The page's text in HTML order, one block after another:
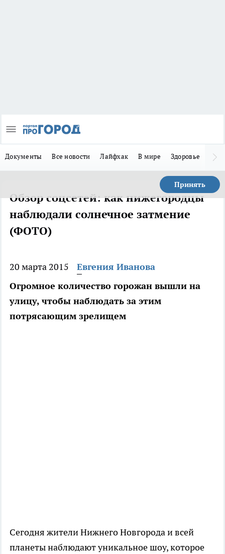
Документы Все новости Лайфхак В мире Здоровье
Принять
Обзор соцсетей: как нижегородцы
наблюдали солнечное затмение
(ФОТО)
20 марта 2015
Евгения Иванова
Огромное количество горожан вышли на
улицу, чтобы наблюдать за этим
потрясающим зрелищем
Сегодня жители Нижнего Новгорода и всей
планеты наблюдают уникальное шоу, которое